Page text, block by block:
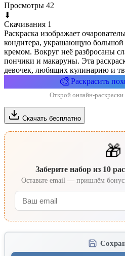
Просмотры 42
⬇
Скачивания 1
Раскраска изображает
кондитера, украшающую большой
кремом. Вокруг неё разбросаны
пончики и макаруны. Эта
девочек, любящих кулинарию и
🎨Раскрасить
Открой онлайн-раскраски
Скачать бесплатно
🎁
Заберите набор из 10
Оставьте email — пришлём